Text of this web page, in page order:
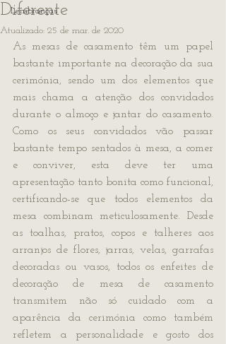
Lembranças
Diferente
Atualizado: 25 de mar. de 2020
As mesas de casamento têm um papel
bastante importante na decoração da sua
cerimónia, sendo um dos elementos que
mais chama a atenção dos convidados
durante o almoço e jantar do casamento.
Como os seus convidados vão passar
bastante tempo sentados à mesa, a comer
e conviver, esta deve ter uma
apresentação tanto bonita como funcional,
certificando-se que todos elementos da
mesa combinam meticulosamente. Desde
as toalhas, pratos, copos e talheres aos
arranjos de flores, jarras, velas, garrafas
decoradas ou vasos, todos os enfeites de
decoração de mesa de casamento
transmitem não só cuidado com a
aparência da cerimónia como também
refletem a personalidade e gosto dos